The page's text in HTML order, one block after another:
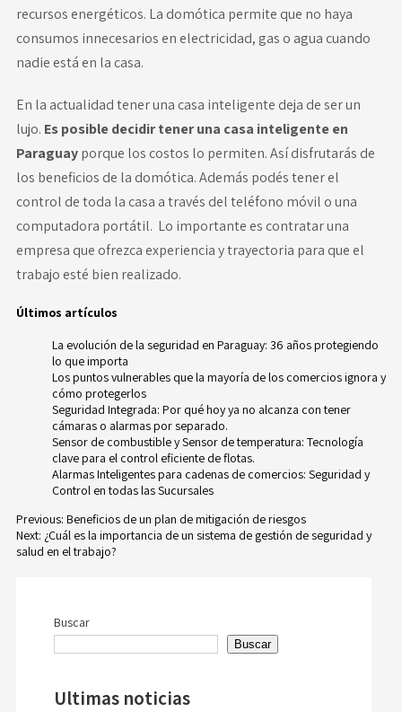
recursos energéticos. La domótica permite que no haya
consumos innecesarios en electricidad, gas o agua cuando
nadie está en la casa.
En la actualidad tener una casa inteligente deja de ser un
lujo. Es posible decidir tener una casa inteligente en
Paraguayporque los costos lo permiten. Así disfrutarás de
los beneficios de la domótica. Además podés tener el
control de toda la casa a través del teléfono móvil o una
computadora portátil. Lo importante es contratar una
empresa que ofrezca experiencia y trayectoria para que el
trabajo esté bien realizado.
Últimos artículos
La evolución de la seguridad en Paraguay: 36 años protegiendo
lo que importa
Los puntos vulnerables que la mayoría de los comercios ignora y
cómo protegerlos
Seguridad Integrada: Por qué hoy ya no alcanza con tener
cámaras o alarmas por separado.
Sensor de combustible y Sensor de temperatura: Tecnología
clave para el control eficiente de flotas.
Alarmas Inteligentes para cadenas de comercios: Seguridad y
Control en todas las Sucursales
Navegación
entradas
Previous: Beneficios de un plan de mitigación de riesgos
Next: ¿Cuál es la importancia de un sistema de gestión de seguridad y
salud en el trabajo?
Buscar
Buscar
Ultimas noticias